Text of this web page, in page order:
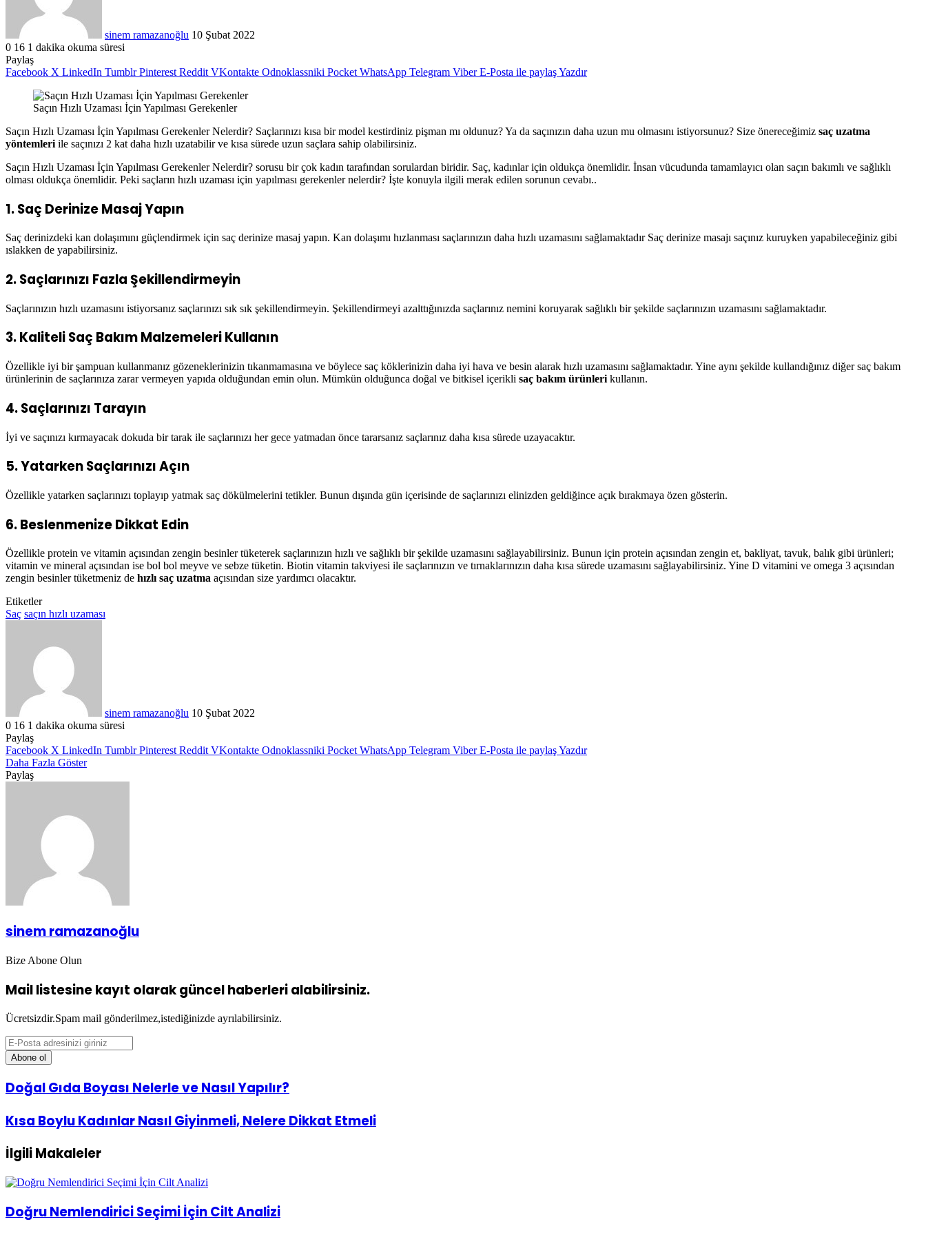
sinem ramazanoğlu 10 Şubat 2022
0 16 1 dakika okuma süresi
Paylaş
Facebook X LinkedIn Tumblr Pinterest Reddit VKontakte Odnoklassniki Pocket WhatsApp Telegram Viber E-Posta ile paylaşYazdır
Saçın Hızlı Uzaması İçin Yapılması Gerekenler
Saçın Hızlı Uzaması İçin Yapılması Gerekenler Nelerdir? Saçlarınızı kısa bir model kestirdiniz pişman mı oldunuz? Ya da saçınızın daha uzun mu olmasını istiyorsunuz? Size önereceğimiz saç uzatma
yöntemleri ile saçınızı 2 kat daha hızlı uzatabilir ve kısa sürede uzun saçlara sahip olabilirsiniz.
Saçın Hızlı Uzaması İçin Yapılması Gerekenler Nelerdir? sorusu bir çok kadın tarafından sorulardan biridir. Saç, kadınlar için oldukça önemlidir. İnsan vücudunda tamamlayıcı olan saçın bakımlı ve sağlıklı
olması oldukça önemlidir. Peki saçların hızlı uzaması için yapılması gerekenler nelerdir? İşte konuyla ilgili merak edilen sorunun cevabı..
1. Saç Derinize Masaj Yapın
Saç derinizdeki kan dolaşımını güçlendirmek için saç derinize masaj yapın. Kan dolaşımı hızlanması saçlarınızın daha hızlı uzamasını sağlamaktadır Saç derinize masajı saçınız kuruyken yapabileceğiniz gibi
ıslakken de yapabilirsiniz.
2. Saçlarınızı Fazla Şekillendirmeyin
Saçlarınızın hızlı uzamasını istiyorsanız saçlarınızı sık sık şekillendirmeyin. Şekillendirmeyi azalttığınızda saçlarınız nemini koruyarak sağlıklı bir şekilde saçlarınızın uzamasını sağlamaktadır.
3. Kaliteli Saç Bakım Malzemeleri Kullanın
Özellikle iyi bir şampuan kullanmanız gözeneklerinizin tıkanmamasına ve böylece saç köklerinizin daha iyi hava ve besin alarak hızlı uzamasını sağlamaktadır. Yine aynı şekilde kullandığınız diğer saç bakım
ürünlerinin de saçlarınıza zarar vermeyen yapıda olduğundan emin olun. Mümkün olduğunca doğal ve bitkisel içerikli saç bakım ürünleri kullanın.
4. Saçlarınızı Tarayın
İyi ve saçınızı kırmayacak dokuda bir tarak ile saçlarınızı her gece yatmadan önce tararsanız saçlarınız daha kısa sürede uzayacaktır.
5. Yatarken Saçlarınızı Açın
Özellikle yatarken saçlarınızı toplayıp yatmak saç dökülmelerini tetikler. Bunun dışında gün içerisinde de saçlarınızı elinizden geldiğince açık bırakmaya özen gösterin.
6. Beslenmenize Dikkat Edin
Özellikle protein ve vitamin açısından zengin besinler tüketerek saçlarınızın hızlı ve sağlıklı bir şekilde uzamasını sağlayabilirsiniz. Bunun için protein açısından zengin et, bakliyat, tavuk, balık gibi ürünleri;
vitamin ve mineral açısından ise bol bol meyve ve sebze tüketin. Biotin vitamin takviyesi ile saçlarınızın ve tırnaklarınızın daha kısa sürede uzamasını sağlayabilirsiniz. Yine D vitamini ve omega 3 açısından
zengin besinler tüketmeniz de hızlı saç uzatma açısından size yardımcı olacaktır.
Etiketler
Saç saçın hızlı uzaması
sinem ramazanoğlu 10 Şubat 2022
0 16 1 dakika okuma süresi
Paylaş
Facebook X LinkedIn Tumblr Pinterest Reddit VKontakte Odnoklassniki Pocket WhatsApp Telegram Viber E-Posta ile paylaşYazdır
Daha Fazla Göster
Paylaş
sinem ramazanoğlu
Bize Abone Olun
Mail listesine kayıt olarak güncel haberleri alabilirsiniz.
Ücretsizdir.Spam mail gönderilmez,istediğinizde ayrılabilirsiniz.
E-
Posta
adresinizi
Doğal
Gıda
Nelerle
Nasıl
Yapılır?
Doğal Gıda Boyası Nelerle ve Nasıl Yapılır?
Kısa
Boylu
Nasıl
Nelere
Dikkat
Kısa Boylu Kadınlar Nasıl Giyinmeli, Nelere Dikkat Etmeli
İlgili Makaleler
Doğru Nemlendirici Seçimi İçin Cilt Analizi